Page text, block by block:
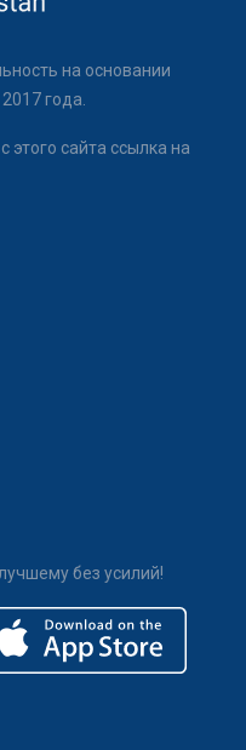
на основании
года.
этого сайта ссылка на
без усилий!